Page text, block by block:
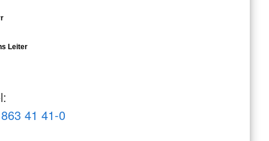
Leiter
41 41-0